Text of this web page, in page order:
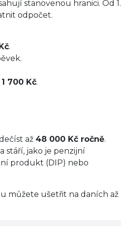
stanovenou hranici. Od 1.
odpočet.
.
1 700 Kč.
až 48 000 Kč ročně.
stáří, jako je penzijní
produkt (DIP) nebo
můžete ušetřit na daních až